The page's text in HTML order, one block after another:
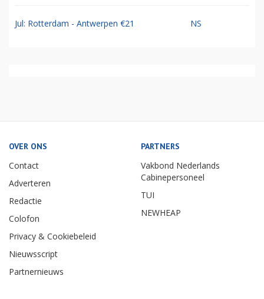
Jul: Rotterdam - Antwerpen €21 NS
OVER ONS
Contact
Adverteren
Redactie
Colofon
Privacy & Cookiebeleid
Nieuwsscript
Partnernieuws
PARTNERS
Vakbond Nederlands
Cabinepersoneel
TUI
NEWHEAP